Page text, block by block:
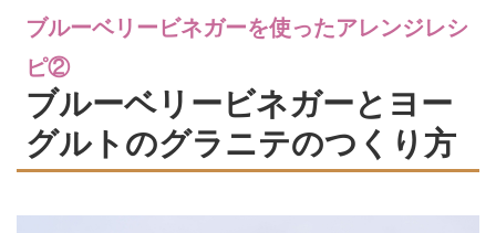
ブルーベリービネガーを使ったアレンジレシ
ピ②
ブルーベリービネガーとヨー
グルトのグラニテのつくり方